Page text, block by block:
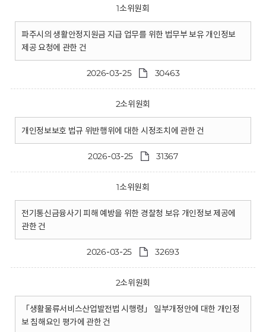
1소위원회
파주시의 생활안정지원금 지급 업무를 위한 법무부 보유 개인정보
제공 요청에 관한 건
2026-03-25 30463
2소위원회
개인정보보호 법규 위반행위에 대한 시정조치에 관한 건
2026-03-25 31367
1소위원회
전기통신금융사기 피해 예방을 위한 경찰청 보유 개인정보 제공에
관한 건
2026-03-25 32693
2소위원회
「생활물류서비스산업발전법 시행령」 일부개정안에 대한 개인정
보 침해요인 평가에 관한 건